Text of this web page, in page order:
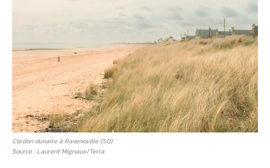
Cordon dunaire à Ravenoville (50)
Source : Laurent Mignaux/Terra